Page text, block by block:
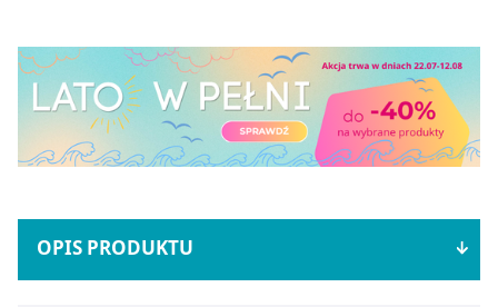
OPIS PRODUKTU